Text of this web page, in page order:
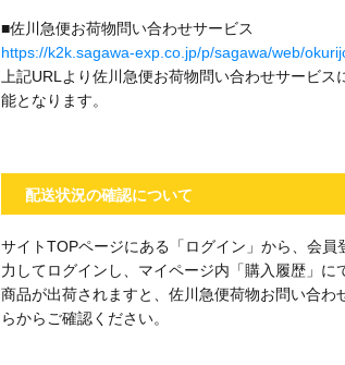
■佐川急便お荷物問い合わせサービス
https://k2k.sagawa-exp.co.jp/p/sagawa/web/
上記URLより佐川急便お荷物問い合わせサービ
能となります。
配送状況の確認について
サイトTOPページにある「ログイン」から、会
力してログインし、マイページ内「購入履歴」に
商品が出荷されますと、佐川急便荷物お問い合
らからご確認ください。